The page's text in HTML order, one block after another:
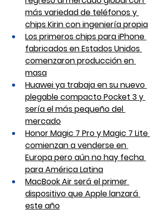
más variedad de teléfonos y
chips Kirin con ingeniería propia
Los primeros chips para iPhone
fabricados en Estados Unidos
comenzaron producción en
masa
Huawei ya trabaja en su nuevo
plegable compacto Pocket 3 y
sería el más pequeño del
mercado
Honor Magic 7 Pro y Magic 7 Lite
comienzan a venderse en
Europa pero aún no hay fecha
para América Latina
MacBook Air será el primer
dispositivo que Apple lanzará
este año